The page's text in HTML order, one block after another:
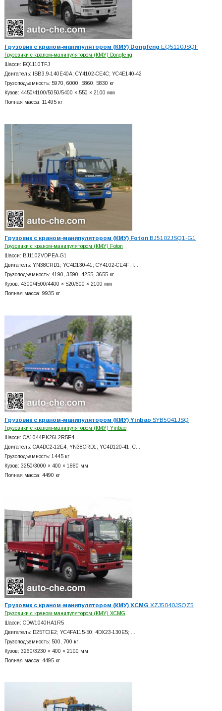
Грузовик с краном-манипулятором (КМУ) Dongfeng EQ5110JSQF
Грузовики с краном-манипулятором (КМУ) Dongfeng
Шасси: EQ1110TFJ
Двигатель: ISB3.9-140E40A; CY4102-CE4C; YC4E140-42
Грузоподъемность: 5970, 6000, 5860, 5830 кг
Кузов: 4450/4100/5050/5400 × 550 × 2100 мм
Полная масса: 11495 кг
Грузовик с краном-манипулятором (КМУ) FotonBJ5102JSQ1-G1
Грузовики с краном-манипулятором (КМУ) Foton
Шасси: BJ1102VDPEA-G1
Двигатель: YN38CRD1; YC4D130-41; CY4102-CE4F; I…
Грузоподъемность: 4190, 3590, 4255, 3655 кг
Кузов: 4300/4500/4400 × 520/600 × 2100 мм
Полная масса: 9935 кг
Грузовик с краном-манипулятором (КМУ) Yinbao SYB5041JSQ
Грузовики с краном-манипулятором (КМУ) Yinbao
Шасси: CA1044PK26L2R5E4
Двигатель: CA4DC2-12E4; YN38CRD1; YC4D120-41; C…
Грузоподъемность: 1445 кг
Кузов: 3250/3000 × 400 × 1880 мм
Полная масса: 4490 кг
Грузовик с краном-манипулятором (КМУ) XCMG XZJ5040JSQZ5
Грузовики с краном-манипулятором (КМУ) XCMG
Шасси: CDW1040HA1R5
Двигатель: D25TCIE2; YC4FA115-50; 4DX23-130E5; …
Грузоподъемность: 500, 700 кг
Кузов: 3260/3230 × 400 × 2100 мм
Полная масса: 4495 кг